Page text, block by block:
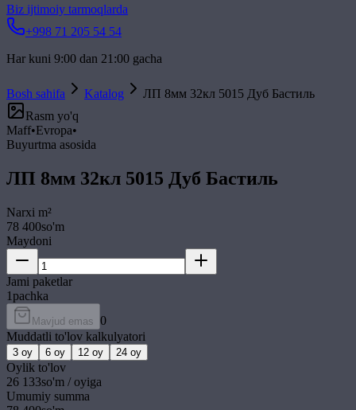
Biz ijtimoiy tarmoqlarda
+998 71 205 54 54
Har kuni 9:00 dan 21:00 gacha
Bosh sahifa Katalog
ЛП 8мм 32кл 5015 Дуб Бастиль
Rasm yo'q
Maff•Evropa•
Buyurtma asosida
ЛП 8мм 32кл 5015 Дуб Бастиль
Narxi m²
78 400so'm
Maydoni
Jami paketlar
1pachka
Mavjud emas 0
Muddatli to'lov kalkulyatori
3 oy 6 oy 12 oy 24 oy
Oylik to'lov
26 133so'm / oyiga
Umumiy summa